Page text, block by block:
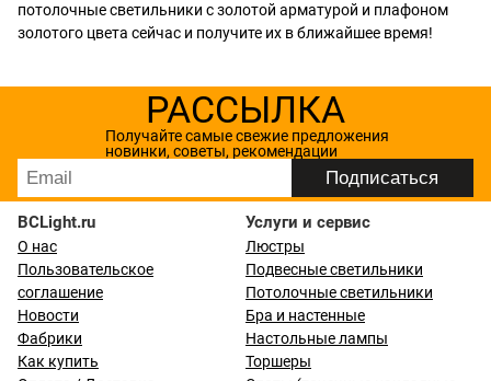
потолочные светильники с золотой арматурой и плафоном
золотого цвета сейчас и получите их в ближайшее время!
РАССЫЛКА
Получайте самые свежие предложения
новинки, советы, рекомендации
BCLight.ru
О нас
Пользовательское
соглашение
Новости
Фабрики
Как купить
Услуги и сервис
Люстры
Подвесные светильники
Потолочные светильники
Бра и настенные
Настольные лампы
Торшеры